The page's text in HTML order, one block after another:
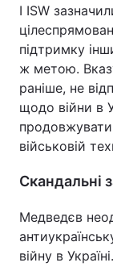
І ISW
підтримку
ж метою.
раніше, не
щодо війни в
військовій
Скандальні
Медведєв
війну в Україні.